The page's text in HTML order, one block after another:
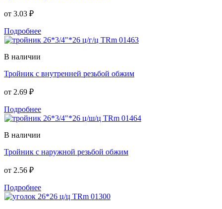
от 3.03 ₽
Подробнее
В наличии
Тройник с внутренней резьбой обжим
от 2.69 ₽
Подробнее
В наличии
Тройник с наружной резьбой обжим
от 2.56 ₽
Подробнее